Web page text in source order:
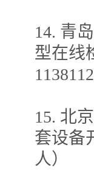
14. 青
型在线
15. 北
套设备
人）